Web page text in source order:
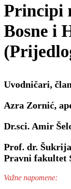
Principi
Bosne i
Uvodničari,
Azra Zornić,
Dr.sci. Amir
Prof. dr.
Pravni fakultet
Važne napomene: